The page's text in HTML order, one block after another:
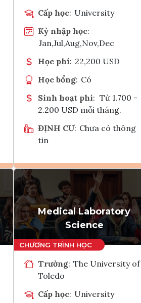
Cấp học: University
Kỳ nhập học:
Jan,Jul,Aug,Nov,Dec
Học phí: 22,200 USD
Học bổng: Có
Sinh hoạt phí: Từ 1.700 -
2.200 USD mỗi tháng.
ĐỊNH CƯ: Chưa có thông
tin
Ghi danh
Tham vấn Interlink
Medical Laboratory
Science
Trường: The University of
Toledo
Cấp học: University